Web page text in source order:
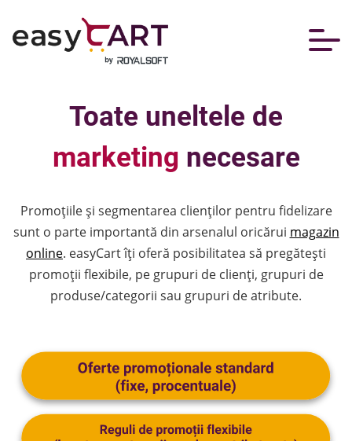
Toate uneltele de
marketing necesare
Promoțiile și segmentarea clienților pentru fidelizare
sunt o parte importantă din arsenalul oricărui magazin
online. easyCart îți oferă posibilitatea să pregătești
promoții flexibile, pe grupuri de clienți, grupuri de
produse/categorii sau grupuri de atribute.